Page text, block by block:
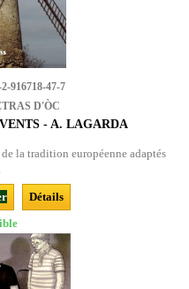
916718-47-7
D'ÒC
- A. LAGARDA
la tradition européenne adaptés
Détails